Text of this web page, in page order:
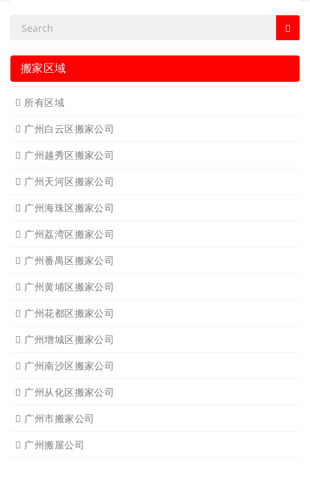
搬家区域
所有区域
广州白云区搬家公司
广州越秀区搬家公司
广州天河区搬家公司
广州海珠区搬家公司
广州荔湾区搬家公司
广州番禺区搬家公司
广州黄埔区搬家公司
广州花都区搬家公司
广州增城区搬家公司
广州南沙区搬家公司
广州从化区搬家公司
广州市搬家公司
广州搬屋公司